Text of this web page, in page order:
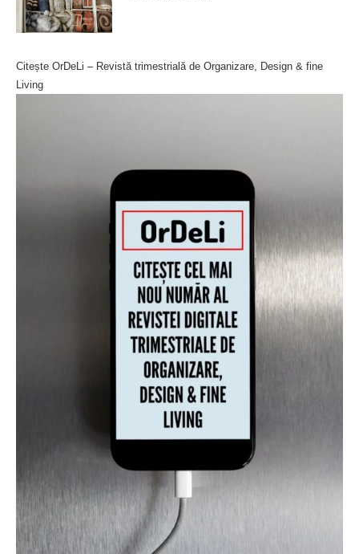
Citește OrDeLi – Revistă trimestrială de Organizare, Design & fine
Living